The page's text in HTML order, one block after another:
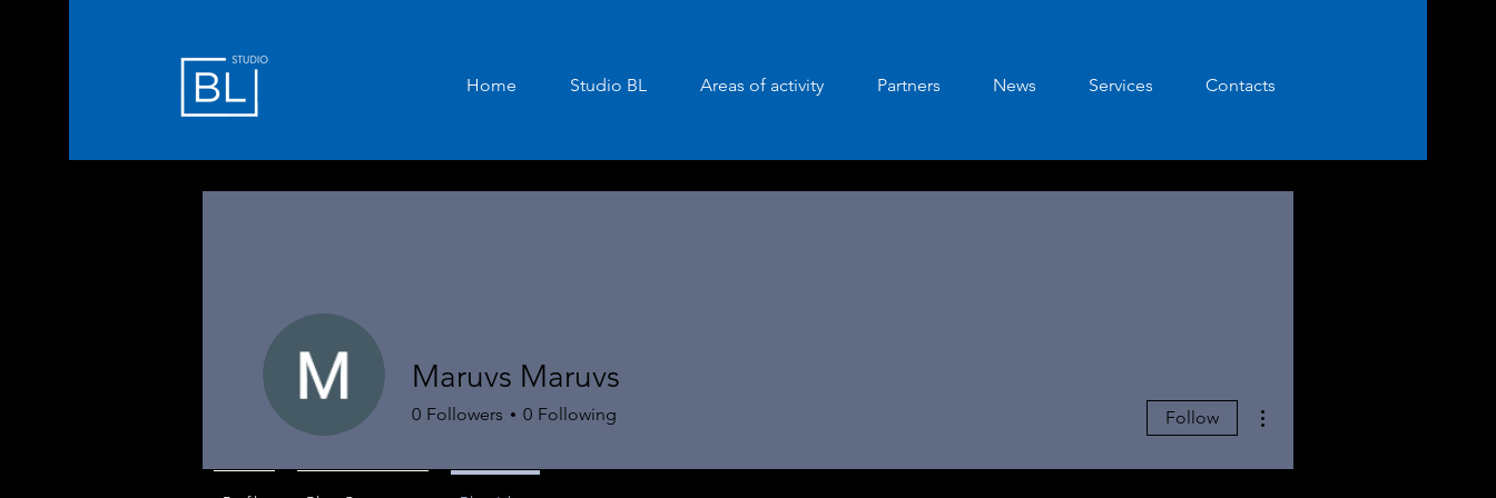
Home Studio BL Areas of activity Partners News Services Contacts
Maruvs Maruvs
0 Followers 0 Following Follow